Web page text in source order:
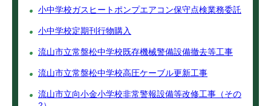
小中学校ガスヒートポンプエアコン保守点検業務委託
小中学校定期刊行物購入
流山市立常盤松中学校既存機械警備設備撤去等工事
流山市立常盤松中学校高圧ケーブル更新工事
流山市立向小金小学校非常警報設備等改修工事（その